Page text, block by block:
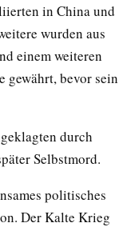
in China und
wurden aus
einem weiteren
gewährt, bevor sein
durch
Selbstmord.
politisches
Der Kalte Krieg